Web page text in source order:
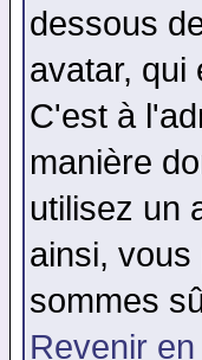
dessous
avatar, qui
C'est à
manière
utilisez un
ainsi,
sommes
Revenir